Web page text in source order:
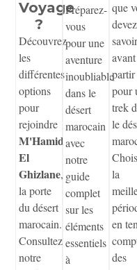
Voyage
?
Découvrez
les
différentes
options
pour
rejoindre
M'Hamid
El
Ghizlane,
la porte
du désert
marocain.
Consultez
notre
Préparez-
vous
pour une
aventure
inoubliable
dans le
désert
marocain
avec
notre
guide
complet
sur les
éléments
essentiels
à
que
devez
partir
pour
trek
le
la
en
des